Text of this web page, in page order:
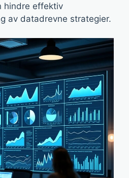
hindre effektiv
av datadrevne strategier.